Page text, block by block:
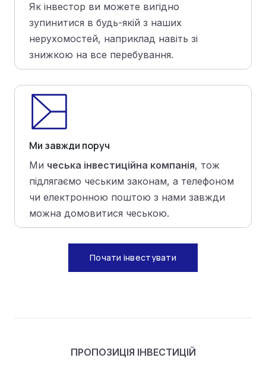
Як інвестор ви можете вигідно
зупинитися в будь-якій з наших
нерухомостей, наприклад навіть зі
знижкою на все перебування.
Ми завжди поруч
Ми чеська інвестиційна компанія, тож
підлягаємо чеським законам, а телефоном
чи електронною поштою з нами завжди
можна домовитися чеською.
Почати інвестувати
ПРОПОЗИЦІЯ ІНВЕСТИЦІЙ